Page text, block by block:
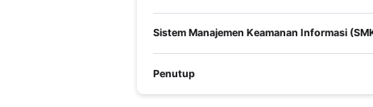
Sistem Manajemen Keamanan Informasi
Penutup